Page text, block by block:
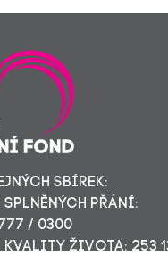
SBÍREK:
PŘÁNÍ:
/ 0300
KVALITY ŽIVOTA: 253